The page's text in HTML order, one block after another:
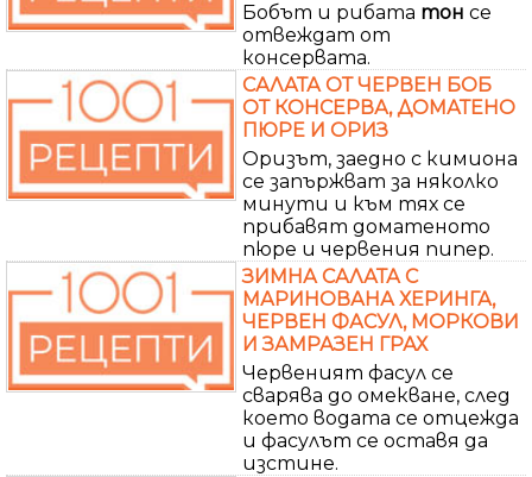
Бобът и рибата тон се
отвеждат от
консервата.
САЛАТА ОТ ЧЕРВЕН БОБ
ОТ КОНСЕРВА, ДОМАТЕНО
ПЮРЕ И ОРИЗ
Оризът, заедно с кимиона
се запържват за няколко
минути и към тях се
прибавят доматеното
пюре и червения пипер.
ЗИМНА САЛАТА С
МАРИНОВАНА ХЕРИНГА,
ЧЕРВЕН ФАСУЛ, МОРКОВИ
И ЗАМРАЗЕН ГРАХ
Червеният фасул се
сварява до омекване, след
което водата се отцежда
и фасулът се оставя да
изстине.